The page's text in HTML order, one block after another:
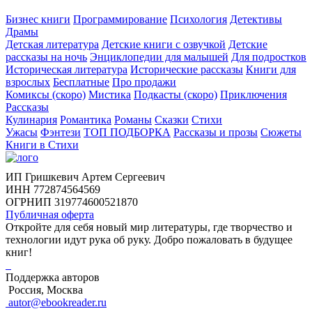
Бизнес книги Программирование Психология Детективы
Драмы
Детская литература Детские книги с озвучкой Детские
рассказы на ночь Энциклопедии для малышей Для подростков
Историческая литература Исторические рассказы Книги для
взрослых Бесплатные Про продажи
Комиксы (скоро) Мистика Подкасты (скоро) Приключения
Рассказы
Кулинария Романтика Романы Сказки Стихи
Ужасы Фэнтези ТОП ПОДБОРКА Рассказы и прозы Сюжеты
Книги в Стихи
ИП Гришкевич Артем Сергеевич
ИНН 772874564569
ОГРНИП 319774600521870
Публичная оферта
Откройте для себя новый мир литературы, где творчество и
технологии идут рука об руку. Добро пожаловать в будущее
книг!
Поддержка авторов
Россия, Москва
autor@ebookreader.ru